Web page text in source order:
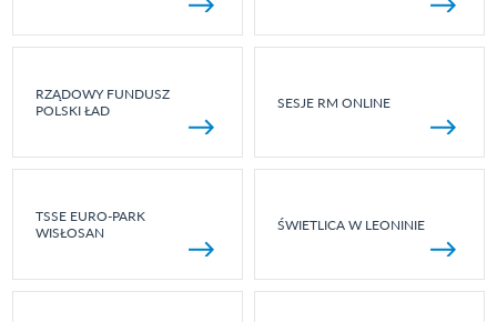
RZĄDOWY FUNDUSZ
POLSKI ŁAD
SESJE RM ONLINE
TSSE EURO-PARK
WISŁOSAN
ŚWIETLICA W LEONINIE